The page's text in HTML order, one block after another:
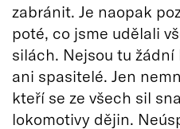
zabránit. Je naopak
poté, co jsme udělali
silách. Nejsou tu
ani spasitelé. Jen
kteří se ze všech sil
lokomotivy dějin.